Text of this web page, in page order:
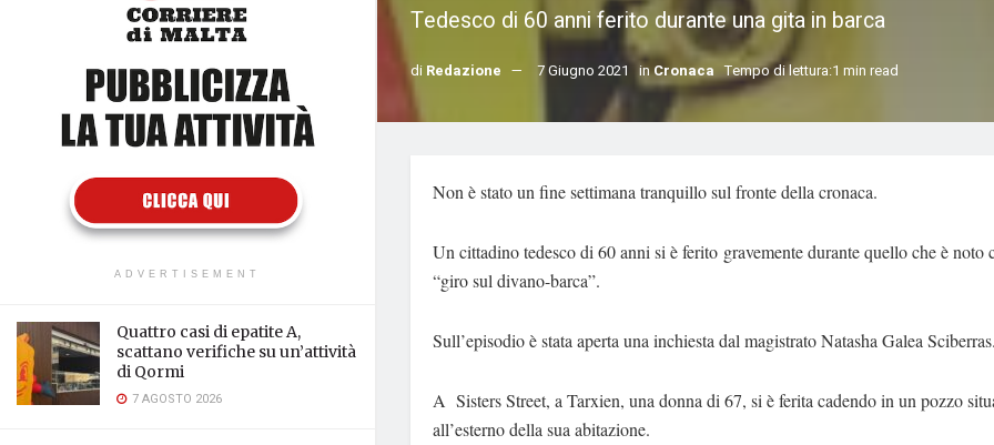
ADVERTISEMENT
Quattro casi di epatite A,
scattano verifiche su un’attività
di Qormi
7 AGOSTO 2026
Tedesco di 60 anni ferito durante una gita in barca
di Redazione 7 Giugno 2021 inCronaca Tempo di lettura:1 min read
Non è stato un fine settimana tranquillo sul fronte della cronaca.
Un cittadino tedesco di 60 anni si è ferito gravemente durante quello che è noto
“giro sul divano-barca”.
Sull’episodio è stata aperta una inchiesta dal magistrato Natasha Galea Sciberras.
A Sisters Street, a Tarxien, una donna di 67, si è ferita cadendo in un pozzo
all’esterno della sua abitazione.